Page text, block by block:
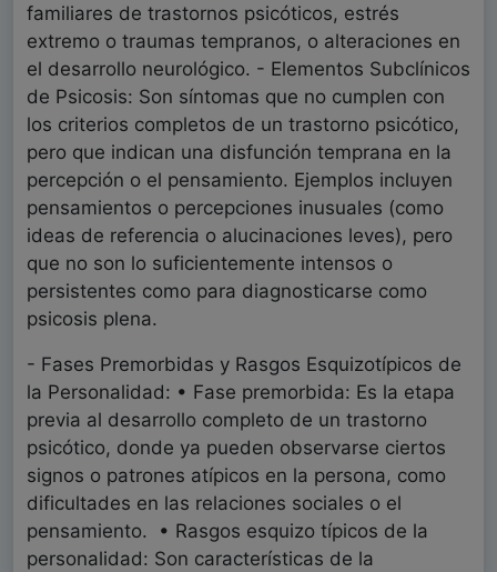
familiares de trastornos psicóticos, estrés
extremo o traumas tempranos, o alteraciones en
el desarrollo neurológico. - Elementos Subclínicos
de Psicosis: Son síntomas que no cumplen con
los criterios completos de un trastorno psicótico,
pero que indican una disfunción temprana en la
percepción o el pensamiento. Ejemplos incluyen
pensamientos o percepciones inusuales (como
ideas de referencia o alucinaciones leves), pero
que no son lo suficientemente intensos o
persistentes como para diagnosticarse como
psicosis plena.
- Fases Premorbidas y Rasgos Esquizotípicos de
la Personalidad: • Fase premorbida: Es la etapa
previa al desarrollo completo de un trastorno
psicótico, donde ya pueden observarse ciertos
signos o patrones atípicos en la persona, como
dificultades en las relaciones sociales o el
pensamiento. • Rasgos esquizo típicos de la
personalidad: Son características de la